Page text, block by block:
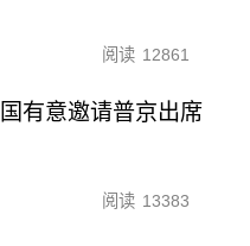
阅读 12861
有意邀请普京出席
阅读 13383